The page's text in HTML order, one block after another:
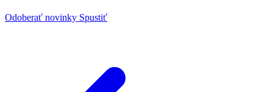
Odoberať novinky Spustiť